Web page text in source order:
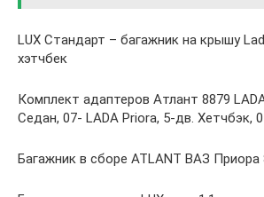
LUX Стандарт – багажник на крышу
хэтчбек
Комплект адаптеров Атлант 8879
Седан, 07- LADA Priora, 5-дв. Хетчбэк,
Багажник в сборе ATLANT ВАЗ Приора